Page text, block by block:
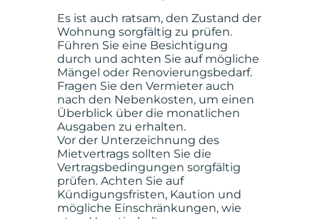
Es ist auch ratsam, den Zustand der
Wohnung sorgfältig zu prüfen.
Führen Sie eine Besichtigung
durch und achten Sie auf mögliche
Mängel oder Renovierungsbedarf.
Fragen Sie den Vermieter auch
nach den Nebenkosten, um einen
Überblick über die monatlichen
Ausgaben zu erhalten.
Vor der Unterzeichnung des
Mietvertrags sollten Sie die
Vertragsbedingungen sorgfältig
prüfen. Achten Sie auf
Kündigungsfristen, Kaution und
mögliche Einschränkungen, wie